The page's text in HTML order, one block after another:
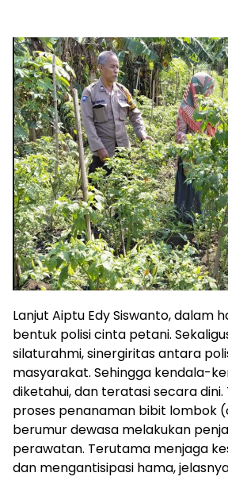
Lanjut Aiptu Edy Siswanto, dalam
bentuk polisi cinta petani.
silaturahmi, sinergiritas antara
masyarakat. Sehingga kendala-
diketahui, dan teratasi secara dini.
proses penanaman bibit lombok
berumur dewasa melakukan
perawatan. Terutama menjaga
dan mengantisipasi hama,